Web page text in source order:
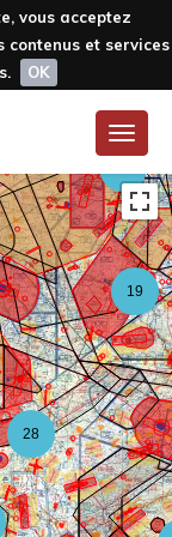
vous acceptez
contenus et services
OK
Toggle
28
19